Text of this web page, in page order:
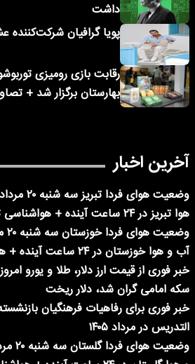
داشت
پویا گرافیان شرکت‌کننده عشق
رقابت بازی رومیزی
بهارستان برگزار شد +
آخرین اخبار
هوا تبریز در ۲۴ ساعت آینده + هواشناسی تبریز
آب و هوا خوزستان در ۲۴ ساعت آینده + هواشناسی خوزستان
سکه امامی گران شد، دلار ریخت
خبر فوری برای رفاهیات فرهنگیان
التدریس در مرداد ۱۴۰۵